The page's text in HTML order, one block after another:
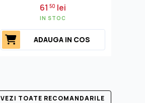
6150 lei
IN STOC
ADAUGA IN COS
VEZI TOATE RECOMANDARILE